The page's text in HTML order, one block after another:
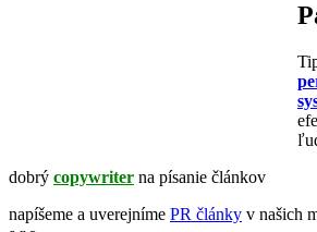
dobrý copywriter na písanie článkov
napíšeme a uverejníme PR články v našich